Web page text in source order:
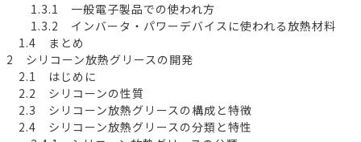
1.3.1 一般電子製品での使われ方
1.3.2 インバータ・パワーデバイスに使われる放熱材料
1.4 まとめ
2 シリコーン放熱グリースの開発
2.1 はじめに
2.2 シリコーンの性質
2.3 シリコーン放熱グリースの構成と特徴
2.4 シリコーン放熱グリースの分類と特性